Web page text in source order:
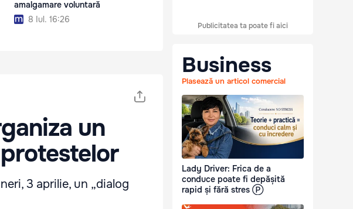
amalgamare voluntară
8 Iul. 16:26
un
3 aprilie, un „dialog
Publicitatea ta poate fi aici
Business
Plasează un articol comercial
Lady Driver: Frica de a
conduce poate fi depășită
rapid și fără stres Ⓟ